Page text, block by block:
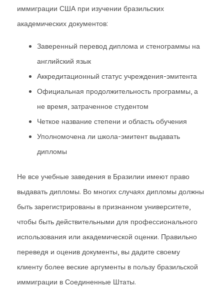
иммиграции США при изучении бразильских
академических документов:
Заверенный перевод диплома и стенограммы на
английский язык
Аккредитационный статус учреждения-эмитента
Официальная продолжительность программы, а
не время, затраченное студентом
Четкое название степени и область обучения
Уполномочена ли школа-эмитент выдавать
дипломы
Не все учебные заведения в Бразилии имеют право
выдавать дипломы. Во многих случаях дипломы должны
быть зарегистрированы в признанном университете,
чтобы быть действительными для профессионального
использования или академической оценки. Правильно
переведя и оценив документы, вы дадите своему
клиенту более веские аргументы в пользу бразильской
иммиграции в Соединенные Штаты.